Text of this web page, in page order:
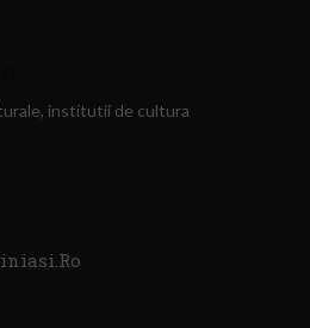
institutii de cultura